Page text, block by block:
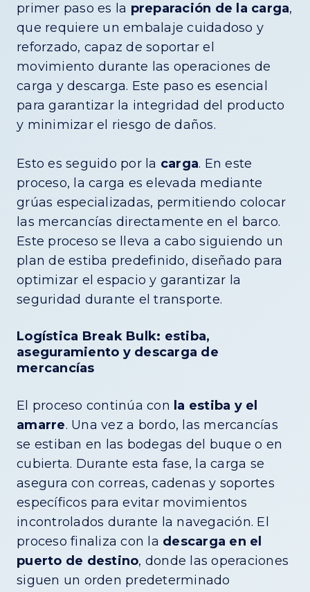
primer paso es la preparación de la carga,
que requiere un embalaje cuidadoso y
reforzado, capaz de soportar el
movimiento durante las operaciones de
carga y descarga. Este paso es esencial
para garantizar la integridad del producto
y minimizar el riesgo de daños.
Esto es seguido por la carga. En este
proceso, la carga es elevada mediante
grúas especializadas, permitiendo colocar
las mercancías directamente en el barco.
Este proceso se lleva a cabo siguiendo un
plan de estiba predefinido, diseñado para
optimizar el espacio y garantizar la
seguridad durante el transporte.
Logística Break Bulk: estiba,
aseguramiento y descarga de
mercancías
El proceso continúa con la estiba y el
amarre. Una vez a bordo, las mercancías
se estiban en las bodegas del buque o en
cubierta. Durante esta fase, la carga se
asegura con correas, cadenas y soportes
específicos para evitar movimientos
incontrolados durante la navegación. El
proceso finaliza con la descarga en el
puerto de destino, donde las operaciones
siguen un orden predeterminado